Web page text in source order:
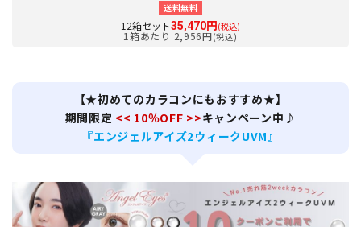
送料無料
12箱セット35,470円 (税込)
1箱あたり 2,956円(税込)
【★初めてのカラコンにもおすすめ★】
期間限定 << 10％OFF >>キャンペーン中♪
『エンジェルアイズ2ウィークUVM』